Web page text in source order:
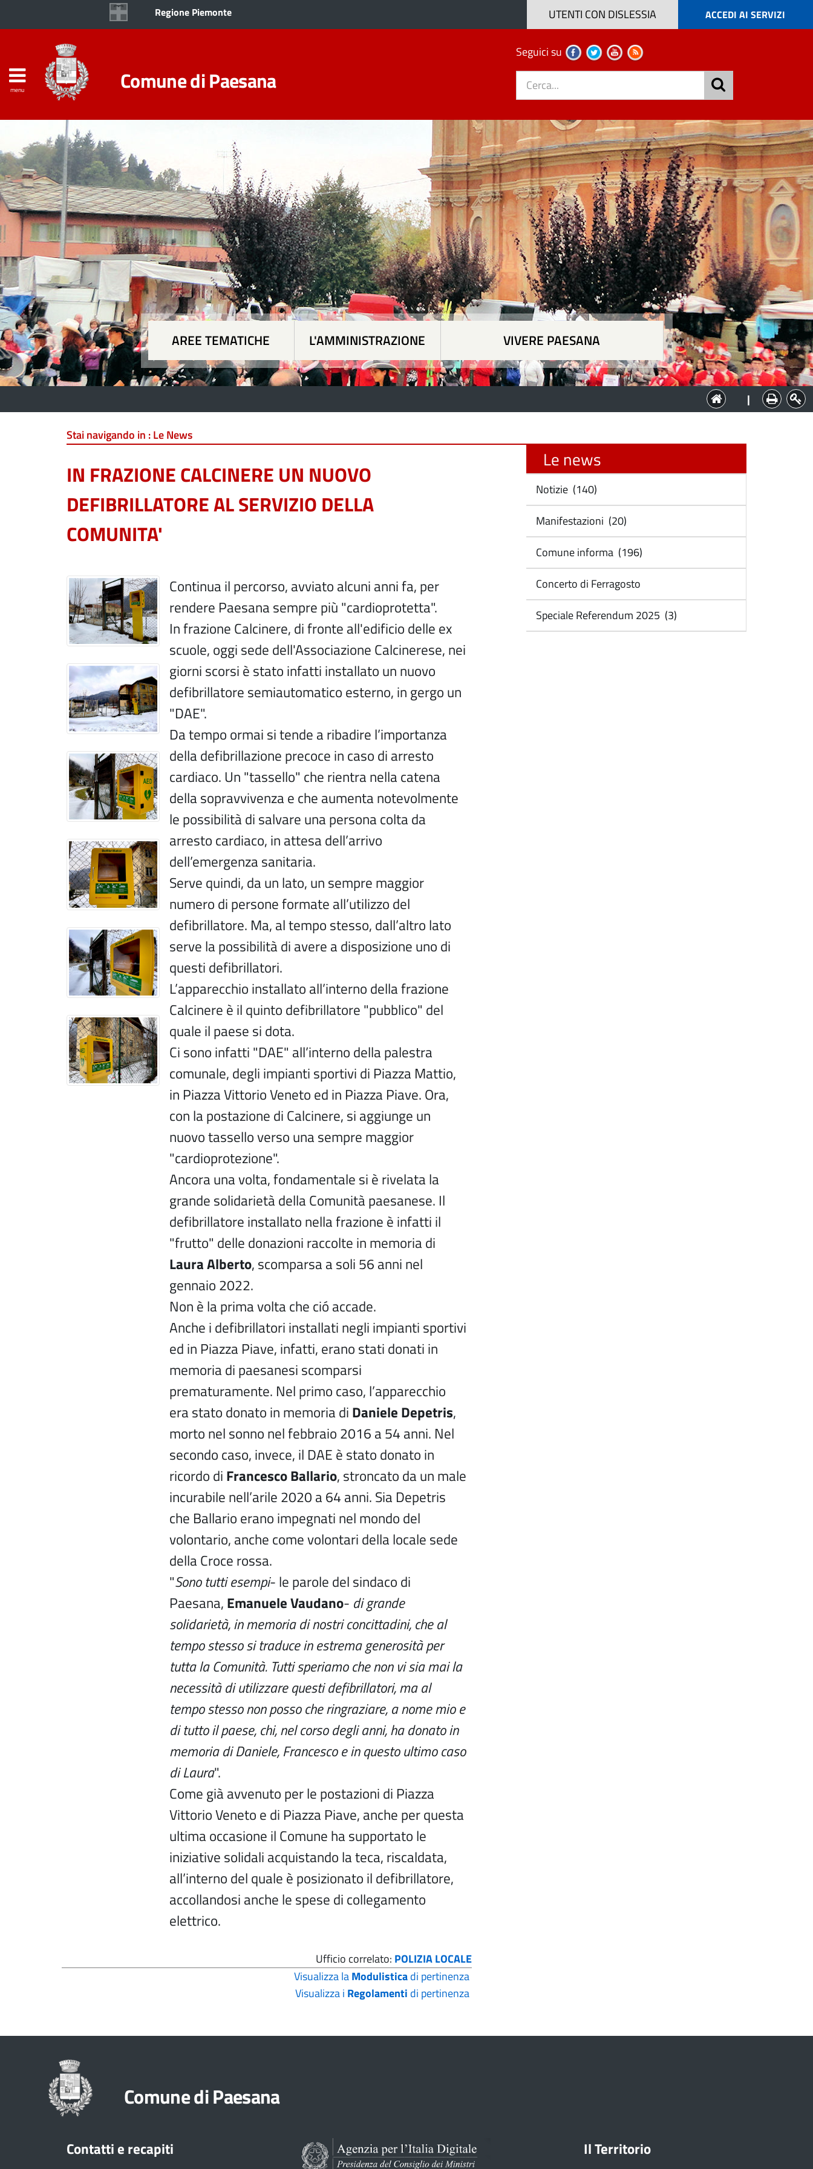
Regione Piemonte ACCEDI AI SERVIZI
UTENTI CON DISLESSIA
menu Comune di Paesana
Seguici su
AREE TEMATICHE L'AMMINISTRAZIONE VIVERE PAESANA
|
Stai navigando in :Le News
IN FRAZIONE CALCINERE UN NUOVO
DEFIBRILLATORE AL SERVIZIO DELLA
COMUNITA'
Continua il percorso, avviato alcuni anni fa, per
rendere Paesana sempre più "cardioprotetta".
In frazione Calcinere, di fronte all'edificio delle ex
scuole, oggi sede dell'Associazione Calcinerese, nei
giorni scorsi è stato infatti installato un nuovo
defibrillatore semiautomatico esterno, in gergo un
"DAE".
Da tempo ormai si tende a ribadire l’importanza
della defibrillazione precoce in caso di arresto
cardiaco. Un "tassello" che rientra nella catena
della sopravvivenza e che aumenta notevolmente
le possibilità di salvare una persona colta da
arresto cardiaco, in attesa dell’arrivo
dell’emergenza sanitaria.
Serve quindi, da un lato, un sempre maggior
numero di persone formate all’utilizzo del
defibrillatore. Ma, al tempo stesso, dall’altro lato
serve la possibilità di avere a disposizione uno di
questi defibrillatori.
L’apparecchio installato all’interno della frazione
Calcinere è il quinto defibrillatore "pubblico" del
quale il paese si dota.
Ci sono infatti "DAE" all’interno della palestra
comunale, degli impianti sportivi di Piazza Mattio,
in Piazza Vittorio Veneto ed in Piazza Piave. Ora,
con la postazione di Calcinere, si aggiunge un
nuovo tassello verso una sempre maggior
"cardioprotezione".
Ancora una volta, fondamentale si è rivelata la
grande solidarietà della Comunità paesanese. Il
defibrillatore installato nella frazione è infatti il
"frutto" delle donazioni raccolte in memoria di
Laura Alberto, scomparsa a soli 56 anni nel
gennaio 2022.
Non è la prima volta che ció accade.
Anche i defibrillatori installati negli impianti sportivi
ed in Piazza Piave, infatti, erano stati donati in
memoria di paesanesi scomparsi
prematuramente. Nel primo caso, l’apparecchio
era stato donato in memoria di Daniele Depetris,
morto nel sonno nel febbraio 2016 a 54 anni. Nel
secondo caso, invece, il DAE è stato donato in
ricordo di Francesco Ballario, stroncato da un male
incurabile nell’arile 2020 a 64 anni. Sia Depetris
che Ballario erano impegnati nel mondo del
volontario, anche come volontari della locale sede
della Croce rossa.
"Sono tutti esempi- le parole del sindaco di
Paesana, Emanuele Vaudano- di grande
solidarietà, in memoria di nostri concittadini, che al
tempo stesso si traduce in estrema generosità per
tutta la Comunità. Tutti speriamo che non vi sia mai la
necessità di utilizzare questi defibrillatori, ma al
tempo stesso non posso che ringraziare, a nome mio e
di tutto il paese, chi, nel corso degli anni, ha donato in
memoria di Daniele, Francesco e in questo ultimo caso
di Laura".
Come già avvenuto per le postazioni di Piazza
Vittorio Veneto e di Piazza Piave, anche per questa
ultima occasione il Comune ha supportato le
iniziative solidali acquistando la teca, riscaldata,
all’interno del quale è posizionato il defibrillatore,
accollandosi anche le spese di collegamento
elettrico.
Ufficio correlato: POLIZIA LOCALE
Visualizza laModulisticadi pertinenza
Visualizza i Regolamenti di pertinenza
Le news
Notizie (140)
Manifestazioni (20)
Comune informa (196)
Concerto di Ferragosto
Speciale Referendum 2025 (3)
Comune di Paesana
Contatti e recapiti Il Territorio